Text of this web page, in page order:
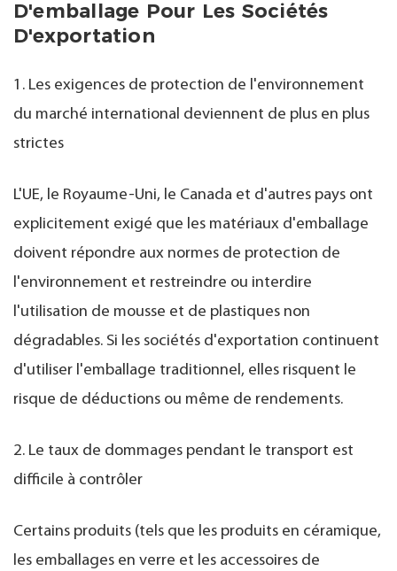
D'emballage Pour Les Sociétés
D'exportation
1. Les exigences de protection de l'environnement
du marché international deviennent de plus en plus
strictes
L'UE, le Royaume-Uni, le Canada et d'autres pays ont
explicitement exigé que les matériaux d'emballage
doivent répondre aux normes de protection de
l'environnement et restreindre ou interdire
l'utilisation de mousse et de plastiques non
dégradables. Si les sociétés d'exportation continuent
d'utiliser l'emballage traditionnel, elles risquent le
risque de déductions ou même de rendements.
2. Le taux de dommages pendant le transport est
difficile à contrôler
Certains produits (tels que les produits en céramique,
les emballages en verre et les accessoires de